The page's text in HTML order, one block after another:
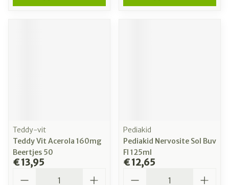
Teddy-vit
Teddy Vit Acerola 160mg
Beertjes 50
€ 13,95
Pediakid
Pediakid Nervosite Sol Buv
Fl 125ml
€ 12,65